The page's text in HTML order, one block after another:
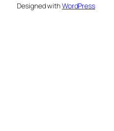
Designed withWordPress